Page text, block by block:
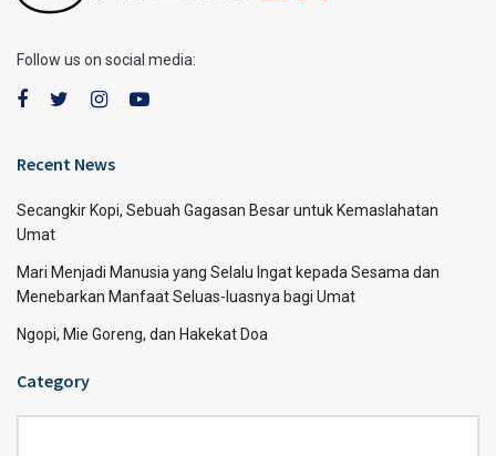
Follow us on social media:
Recent News
Secangkir Kopi, Sebuah Gagasan Besar untuk Kemaslahatan
Umat
Mari Menjadi Manusia yang Selalu Ingat kepada Sesama dan
Menebarkan Manfaat Seluas-luasnya bagi Umat
Ngopi, Mie Goreng, dan Hakekat Doa
Category